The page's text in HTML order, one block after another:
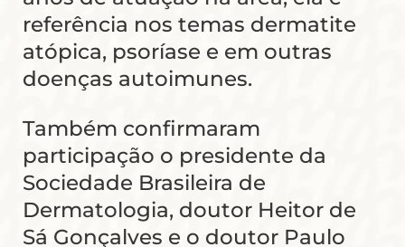
referência nos temas dermatite
atópica, psoríase e em outras
doenças autoimunes.
Também confirmaram
participação o presidente da
Sociedade Brasileira de
Dermatologia, doutor Heitor de
Sá Gonçalves e o doutor Paulo